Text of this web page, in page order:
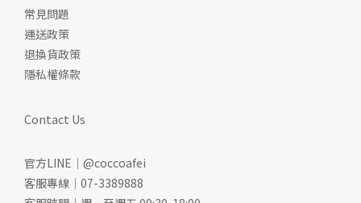
常見問題
運送政策
退換貨政策
隱私權條款
Contact Us
官方LINE｜@coccoafei
客服專線｜07-3389888